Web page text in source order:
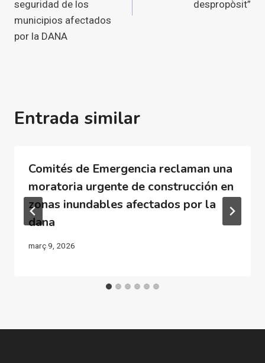
seguridad de los
municipios afectados
por la DANA
despropòsit”
Entrada similar
Comités de Emergencia reclaman una
moratoria urgente de construcción en
zonas inundables afectados por la
dana
març 9, 2026